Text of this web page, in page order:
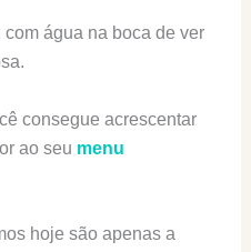
água na boca de ver
consegue acrescentar
ao seu menu
hoje são apenas a